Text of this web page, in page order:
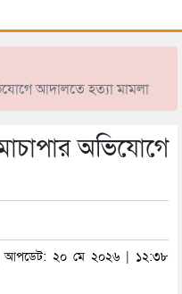
আদালতে হত্যা মামলা
অভিযোগে
আপডেট: ২০ মে ২০২৬ | ১২:৩৮